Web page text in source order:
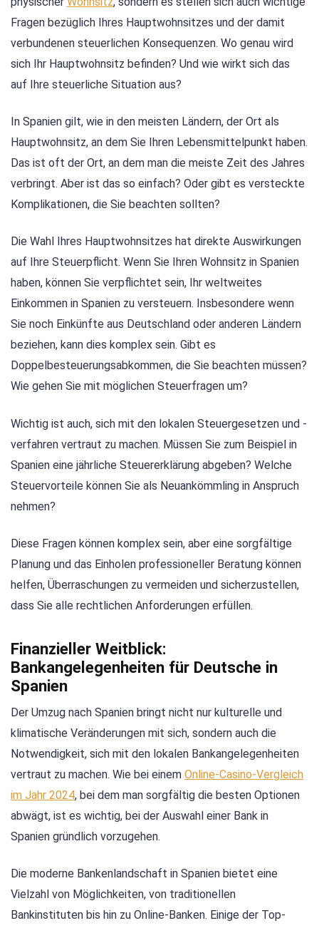
Fragen bezüglich Ihres Hauptwohnsitzes und der damit
verbundenen steuerlichen Konsequenzen. Wo genau wird
sich Ihr Hauptwohnsitz befinden? Und wie wirkt sich das
auf Ihre steuerliche Situation aus?
In Spanien gilt, wie in den meisten Ländern, der Ort als
Hauptwohnsitz, an dem Sie Ihren Lebensmittelpunkt haben.
Das ist oft der Ort, an dem man die meiste Zeit des Jahres
verbringt. Aber ist das so einfach? Oder gibt es versteckte
Komplikationen, die Sie beachten sollten?
Die Wahl Ihres Hauptwohnsitzes hat direkte Auswirkungen
auf Ihre Steuerpflicht. Wenn Sie Ihren Wohnsitz in Spanien
haben, können Sie verpflichtet sein, Ihr weltweites
Einkommen in Spanien zu versteuern. Insbesondere wenn
Sie noch Einkünfte aus Deutschland oder anderen Ländern
beziehen, kann dies komplex sein. Gibt es
Doppelbesteuerungsabkommen, die Sie beachten müssen?
Wie gehen Sie mit möglichen Steuerfragen um?
Wichtig ist auch, sich mit den lokalen Steuergesetzen und -
verfahren vertraut zu machen. Müssen Sie zum Beispiel in
Spanien eine jährliche Steuererklärung abgeben? Welche
Steuervorteile können Sie als Neuankömmling in Anspruch
nehmen?
Diese Fragen können komplex sein, aber eine sorgfältige
Planung und das Einholen professioneller Beratung können
helfen, Überraschungen zu vermeiden und sicherzustellen,
dass Sie alle rechtlichen Anforderungen erfüllen.
Finanzieller Weitblick:
Bankangelegenheiten für Deutsche in
Spanien
Der Umzug nach Spanien bringt nicht nur kulturelle und
klimatische Veränderungen mit sich, sondern auch die
Notwendigkeit, sich mit den lokalen Bankangelegenheiten
vertraut zu machen. Wie bei einem Online-Casino-Vergleich
im Jahr 2024, bei dem man sorgfältig die besten Optionen
abwägt, ist es wichtig, bei der Auswahl einer Bank in
Spanien gründlich vorzugehen.
Die moderne Bankenlandschaft in Spanien bietet eine
Vielzahl von Möglichkeiten, von traditionellen
Bankinstituten bis hin zu Online-Banken. Einige der Top-